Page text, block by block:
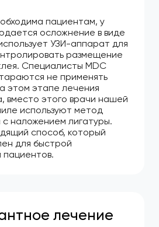
пациентам, у
осложнение в виде
УЗИ-аппарат для
размещение
Специалисты MDC
не применять
этом этапе лечения
вместо этого врачи нашей
используют метод
наложением лигатуры.
способ, который
для быстрой
лечение